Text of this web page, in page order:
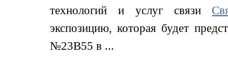
технологий и услуг связи
экспозицию, которая будет
№23B55 в ...